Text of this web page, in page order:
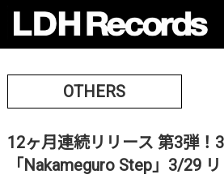
OTHERS
12ヶ月連続リリース 第3弾！
「Nakameguro Step」3/29